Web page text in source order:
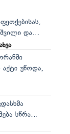
და...
უწოდა,
სწრა...